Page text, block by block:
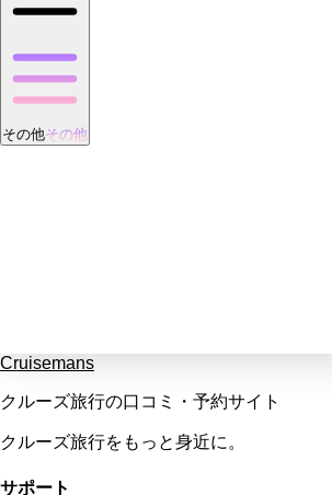
その他その他
Cruisemans
クルーズ旅行の口コミ・予約サイト
クルーズ旅行をもっと身近に。
サポート